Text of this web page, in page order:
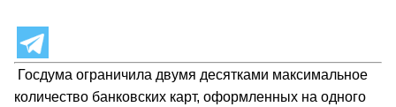
Госдума ограничила двумя десятками максимальное
количество банковских карт, оформленных на одного